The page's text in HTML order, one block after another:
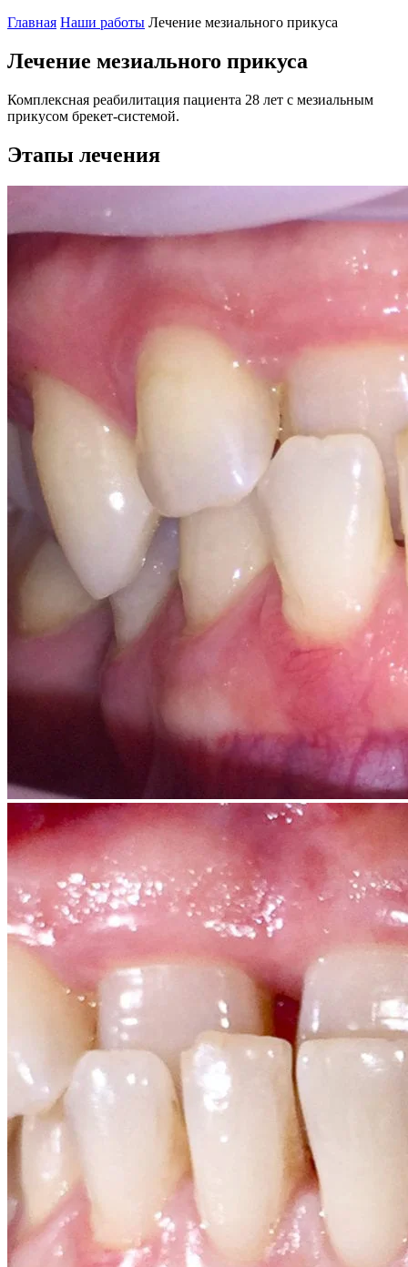
Главная Наши работы Лечение мезиального прикуса
Лечение мезиального прикуса
Комплексная реабилитация пациента 28 лет с мезиальным
прикусом брекет-системой.
Этапы лечения